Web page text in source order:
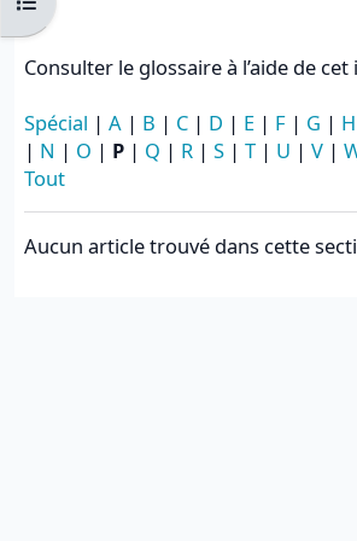
Consulter le glossaire à l’aide de cet
Spécial | A | B | C | D | E | F | G | H
| N | O | P | Q | R | S | T | U | V |
Tout
Aucun article trouvé dans cette